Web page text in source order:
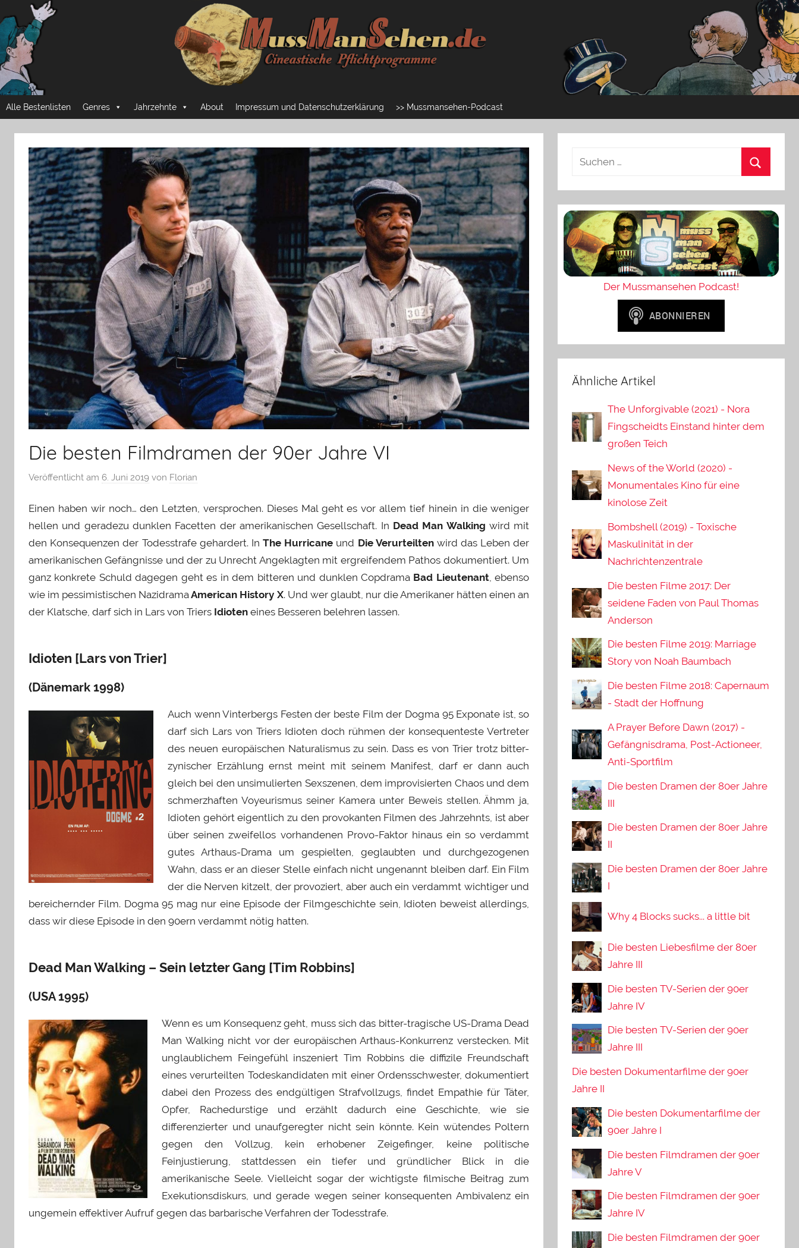
Inhalt
springen
Mussmansehen
Cineastische
Pflichtprogramme
Alle Bestenlisten Genres Jahrzehnte About Impressum und Datenschutzerklärung >> Mussmansehen-Podcast
Die besten Filmdramen der 90er Jahre VI
Veröffentlicht am 6. Juni 2019 von Florian
Einen haben wir noch… den Letzten, versprochen. Dieses Mal geht es vor allem tief hinein in die weniger
hellen und geradezu dunklen Facetten der amerikanischen Gesellschaft. In Dead Man Walking wird mit
den Konsequenzen der Todesstrafe gehardert. InThe Hurricane und Die Verurteiltenwird das Leben der
amerikanischen Gefängnisse und der zu Unrecht Angeklagten mit ergreifendem Pathos dokumentiert. Um
ganz konkrete Schuld dagegen geht es in dem bitteren und dunklen Copdrama Bad Lieutenant, ebenso
wie im pessimistischen Nazidrama American History X. Und wer glaubt, nur die Amerikaner hätten einen an
der Klatsche, darf sich in Lars von Triers Idioten eines Besseren belehren lassen.
Idioten [Lars von Trier]
(Dänemark 1998)
Auch wenn Vinterbergs Festen der beste Film der Dogma 95 Exponate ist, so
darf sich Lars von Triers Idioten doch rühmen der konsequenteste Vertreter
des neuen europäischen Naturalismus zu sein. Dass es von Trier trotz bitter-
zynischer Erzählung ernst meint mit seinem Manifest, darf er dann auch
gleich bei den unsimulierten Sexszenen, dem improvisierten Chaos und dem
schmerzhaften Voyeurismus seiner Kamera unter Beweis stellen. Ähmm ja,
Idioten gehört eigentlich zu den provokanten Filmen des Jahrzehnts, ist aber
über seinen zweifellos vorhandenen Provo-Faktor hinaus ein so verdammt
gutes Arthaus-Drama um gespielten, geglaubten und durchgezogenen
Wahn, dass er an dieser Stelle einfach nicht ungenannt bleiben darf. Ein Film
der die Nerven kitzelt, der provoziert, aber auch ein verdammt wichtiger und
bereichernder Film. Dogma 95 mag nur eine Episode der Filmgeschichte sein, Idioten beweist allerdings,
dass wir diese Episode in den 90ern verdammt nötig hatten.
Dead Man Walking – Sein letzter Gang [Tim Robbins]
(USA 1995)
Wenn es um Konsequenz geht, muss sich das bitter-tragische US-Drama Dead
Man Walking nicht vor der europäischen Arthaus-Konkurrenz verstecken. Mit
unglaublichem Feingefühl inszeniert Tim Robbins die diffizile Freundschaft
eines verurteilten Todeskandidaten mit einer Ordensschwester, dokumentiert
dabei den Prozess des endgültigen Strafvollzugs, findet Empathie für Täter,
Opfer, Rachedurstige und erzählt dadurch eine Geschichte, wie sie
differenzierter und unaufgeregter nicht sein könnte. Kein wütendes Poltern
gegen den Vollzug, kein erhobener Zeigefinger, keine politische
Feinjustierung, stattdessen ein tiefer und gründlicher Blick in die
amerikanische Seele. Vielleicht sogar der wichtigste filmische Beitrag zum
Exekutionsdiskurs, und gerade wegen seiner konsequenten Ambivalenz ein
ungemein effektiver Aufruf gegen das barbarische Verfahren der Todesstrafe.
Der Mussmansehen Podcast!
Ähnliche Artikel
The Unforgivable (2021) - Nora
Fingscheidts Einstand hinter dem
großen Teich
News of the World (2020) -
Monumentales Kino für eine
kinolose Zeit
Bombshell (2019) - Toxische
Maskulinität in der
Nachrichtenzentrale
Die besten Filme 2017: Der
seidene Faden von Paul Thomas
Anderson
Die besten Filme 2019: Marriage
Story von Noah Baumbach
Die besten Filme 2018: Capernaum
- Stadt der Hoffnung
A Prayer Before Dawn (2017) -
Gefängnisdrama, Post-Actioneer,
Anti-Sportfilm
Die besten Dramen der 80er Jahre
III
Die besten Dramen der 80er Jahre
II
Die besten Dramen der 80er Jahre
I
Why 4 Blocks sucks... a little bit
Die besten Liebesfilme der 80er
Jahre III
Die besten TV-Serien der 90er
Jahre IV
Die besten TV-Serien der 90er
Jahre III
Die besten Dokumentarfilme der 90er
Jahre II
Die besten Dokumentarfilme der
90er Jahre I
Die besten Filmdramen der 90er
Jahre V
Die besten Filmdramen der 90er
Jahre IV
Die besten Filmdramen der 90er